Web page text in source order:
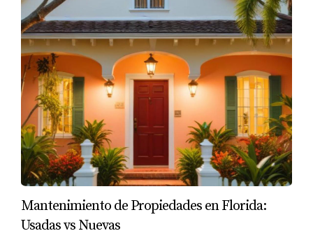
Mantenimiento de Propiedades en Florida:
Usadas vs Nuevas